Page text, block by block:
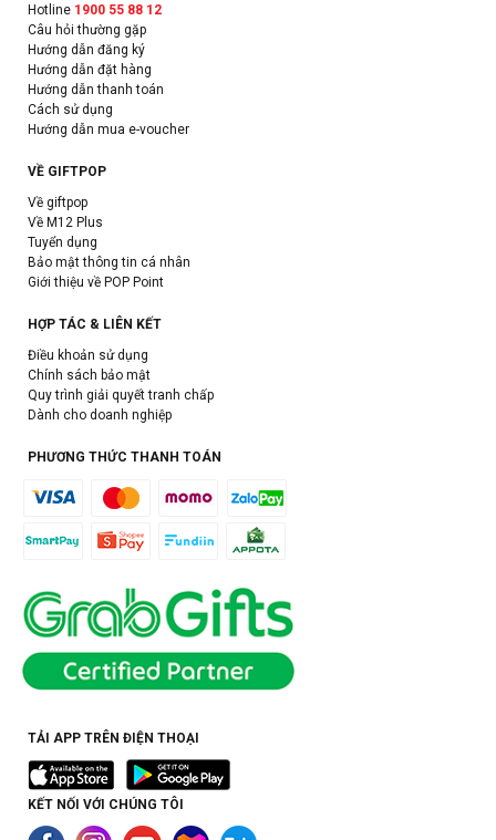
Hotline 1900 55 88 12
Câu hỏi thường gặp
Hướng dẫn đăng ký
Hướng dẫn đặt hàng
Hướng dẫn thanh toán
Cách sử dụng
Hướng dẫn mua e-voucher
VỀ GIFTPOP
Về giftpop
Về M12 Plus
Tuyển dụng
Bảo mật thông tin cá nhân
Giới thiệu về POP Point
HỢP TÁC & LIÊN KẾT
Điều khoản sử dụng
Chính sách bảo mật
Quy trình giải quyết tranh chấp
Dành cho doanh nghiệp
PHƯƠNG THỨC THANH TOÁN
TẢI APP TRÊN ĐIỆN THOẠI
KẾT NỐI VỚI CHÚNG TÔI